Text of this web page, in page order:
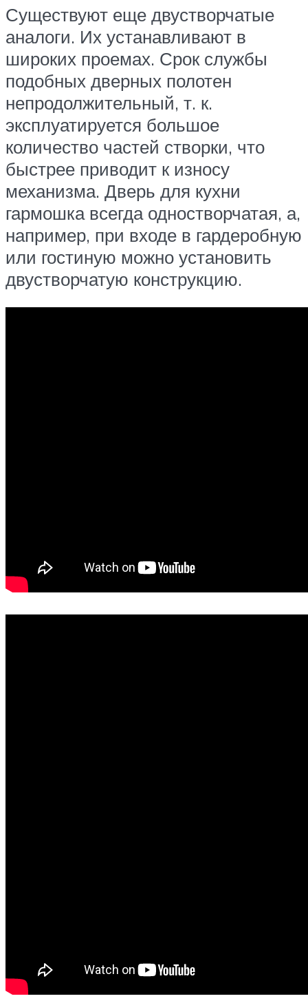
Существуют еще двустворчатые
аналоги. Их устанавливают в
широких проемах. Срок службы
подобных дверных полотен
непродолжительный, т. к.
эксплуатируется большое
количество частей створки, что
быстрее приводит к износу
механизма. Дверь для кухни
гармошка всегда одностворчатая, а,
например, при входе в гардеробную
или гостиную можно установить
двустворчатую конструкцию.